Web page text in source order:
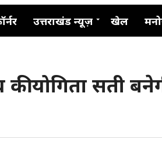
उत्तराखंड न्यूज़ खेल
योगिता सती